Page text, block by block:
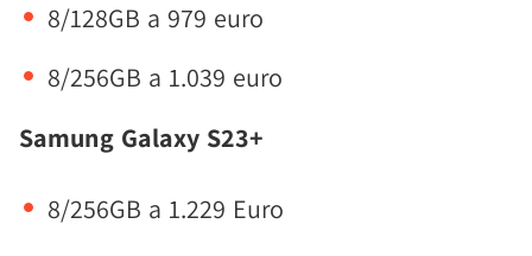
8/128GB a 979 euro
8/256GB a 1.039 euro
Samung Galaxy S23+
8/256GB a 1.229 Euro